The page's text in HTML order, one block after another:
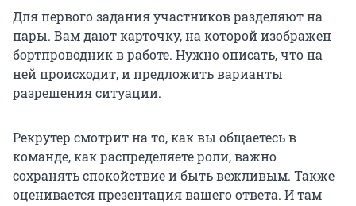
Для первого задания участников разделяют на
пары. Вам дают карточку, на которой изображен
бортпроводник в работе. Нужно описать, что на
ней происходит, и предложить варианты
разрешения ситуации.
Рекрутер смотрит на то, как вы общаетесь в
команде, как распределяете роли, важно
сохранять спокойствие и быть вежливым. Также
оценивается презентация вашего ответа. И там